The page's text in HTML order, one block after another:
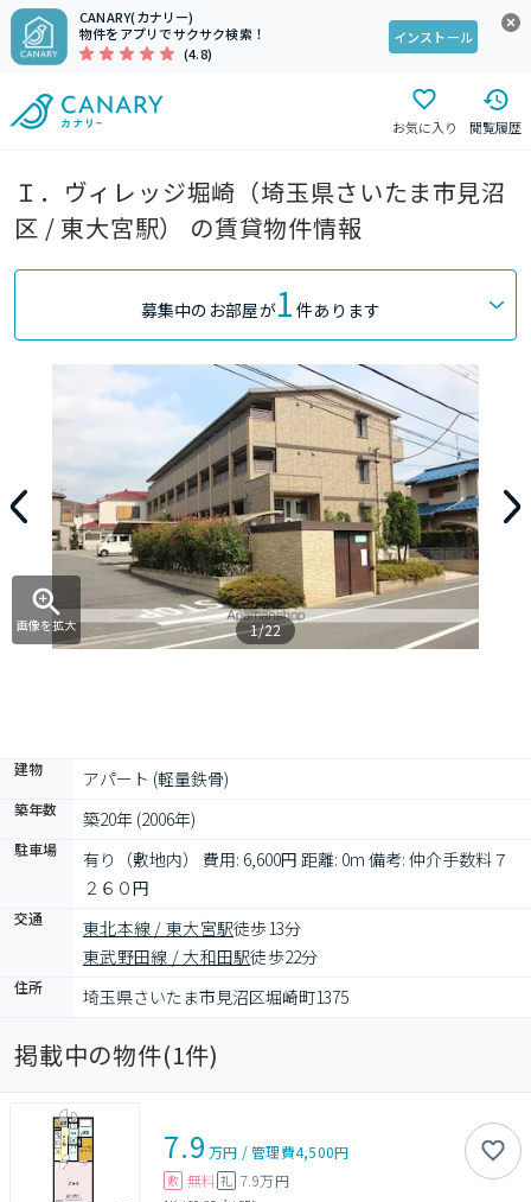
CANARY(カナリー)
物件をアプリでサクサク検索！
(4.8)
インストール
お気に入り 閲覧履歴
Ｉ．ヴィレッジ堀崎（埼玉県さいたま市見沼
区 / 東大宮駅） の賃貸物件情報
募集中のお部屋が1 件あります
画像を拡大 1/22
建物 アパート (軽量鉄骨)
築年数 築20年 (2006年)
駐車場
有り（敷地内） 費用: 6,600円 距離: 0m 備考: 仲介手数料７
２６０円
交通 東北本線 / 東大宮駅徒歩13分
東武野田線 / 大和田駅徒歩22分
住所 埼玉県さいたま市見沼区堀崎町1375
掲載中の物件(1件)
7.9 万円 /管理費4,500円
敷 無料 礼 7.9万円